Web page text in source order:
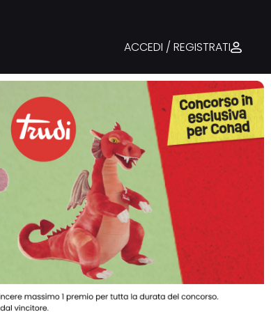
ACCEDI / REGISTRATI